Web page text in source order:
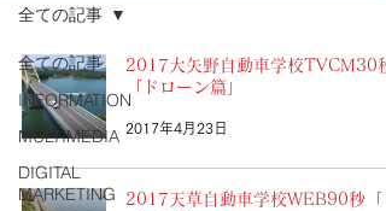
全ての記事
INFORMATION
MULTIMEDIA
DIGITAL
MARKETING
全ての記事
2017大矢野自動車学校TVCM30秒
「ドローン篇」
2017年4月23日
2017天草自動車学校WEB90秒「